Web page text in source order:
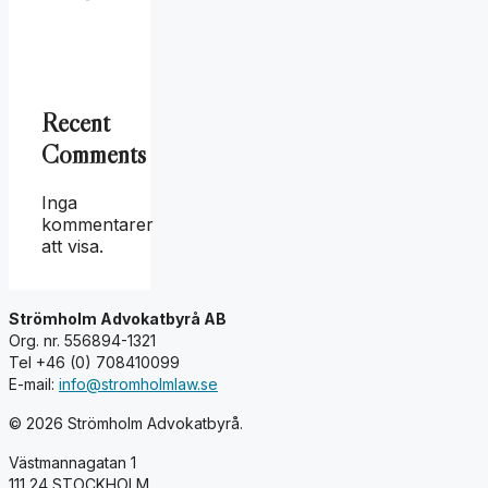
Recent
Comments
Inga
kommentarer
att visa.
Strömholm Advokatbyrå AB
Org. nr. 556894-1321
Tel +46 (0) 708410099
E-mail: info@stromholmlaw.se
© 2026 Strömholm Advokatbyrå.
Västmannagatan 1